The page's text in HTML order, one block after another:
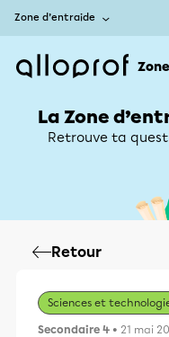
Zone d’entraide
La Zone
Retrouve ta
Retour
Sciences et
Secondaire 4 • 21 mai